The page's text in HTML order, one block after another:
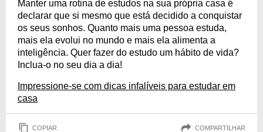
Manter uma rotina de estudos na sua própria casa é
declarar que si mesmo que está decidido a conquistar
os seus sonhos. Quanto mais uma pessoa estuda,
mais ela evolui no mundo e mais ela alimenta a
inteligência. Quer fazer do estudo um hábito de vida?
Inclua-o no seu dia a dia!
Impressione-se com dicas infalíveis para estudar em
casa
COPIAR COMPARTILHAR